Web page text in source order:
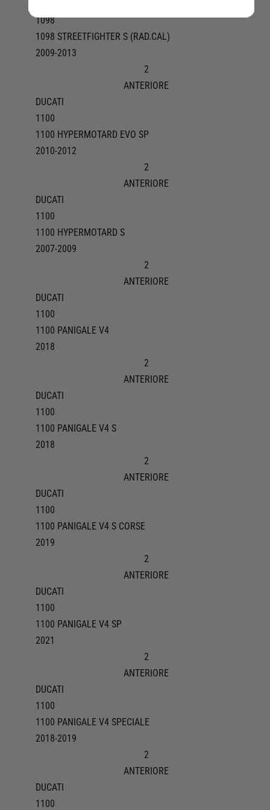
1098
1098 STREETFIGHTER S (RAD.CAL)
2009-2013
2
ANTERIORE
DUCATI
1100
1100 HYPERMOTARD EVO SP
2010-2012
2
ANTERIORE
DUCATI
1100
1100 HYPERMOTARD S
2007-2009
2
ANTERIORE
DUCATI
1100
1100 PANIGALE V4
2018
2
ANTERIORE
DUCATI
1100
1100 PANIGALE V4 S
2018
2
ANTERIORE
DUCATI
1100
1100 PANIGALE V4 S CORSE
2019
2
ANTERIORE
DUCATI
1100
1100 PANIGALE V4 SP
2021
2
ANTERIORE
DUCATI
1100
1100 PANIGALE V4 SPECIALE
2018-2019
2
ANTERIORE
DUCATI
1100